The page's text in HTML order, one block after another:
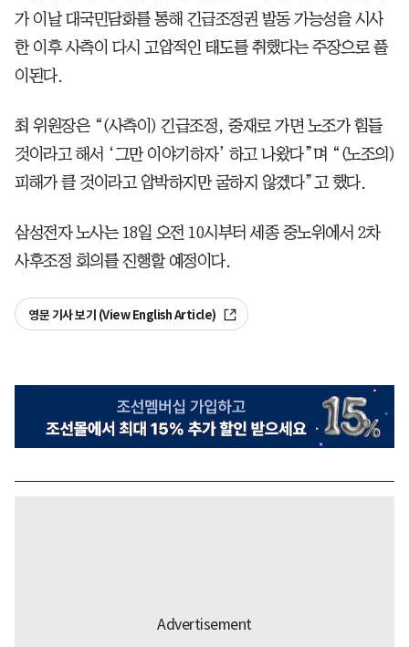
가 이날 대국민담화를 통해 긴급조정권 발동 가능성을 시사
한 이후 사측이 다시 고압적인 태도를 취했다는 주장으로 풀
이된다.
최 위원장은 “(사측이) 긴급조정, 중재로 가면 노조가 힘들
것이라고 해서 ‘그만 이야기하자’ 하고 나왔다”며 “(노조의)
피해가 클 것이라고 압박하지만 굴하지 않겠다”고 했다.
삼성전자 노사는 18일 오전 10시부터 세종 중노위에서 2차
사후조정 회의를 진행할 예정이다.
영문 기사 보기 (View English Article)